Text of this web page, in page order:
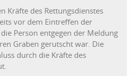
Kräfte des Rettungsdienstes
vor dem Eintreffen der
Person entgegen der Meldung
Graben gerutscht war. Die
durch die Kräfte des